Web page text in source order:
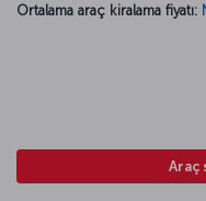
Ortalama araç kiralama fiyatı:
Araç